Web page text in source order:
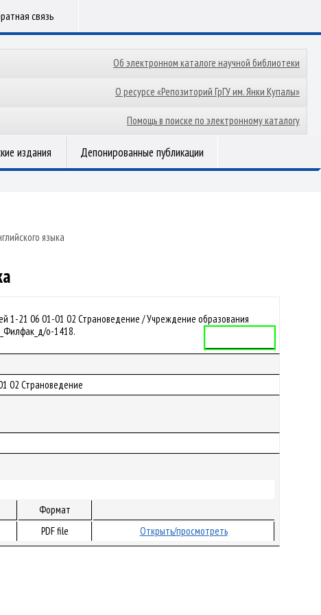
связь
Об электронном каталоге научной библиотеки
О ресурсе «Репозиторий ГрГУ им. Янки Купалы»
Помощь в поиске по электронному каталогу
издания Депонированные публикации
языка
1-21 06 01-01 02 Страноведение / Учреждение образования
о-1418.
02 Страноведение
Формат
PDF file Открыть/просмотреть